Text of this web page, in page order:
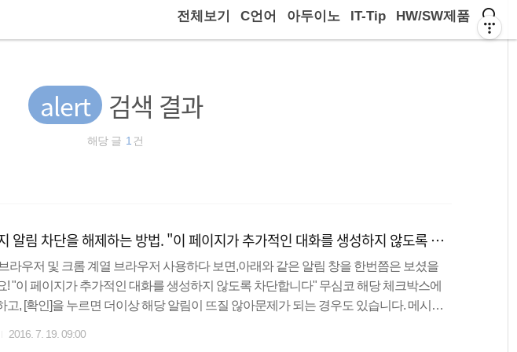
전체보기 C언어 아두이노 IT-Tip HW/SW제품
alert 검색 결과
해당 글 1 건
메시지 알림 차단을 해제하는 방법. "이 페이지가 추가적인 대화를 생성하지 않도록 차단합니다"
라우저 및 크롬 계열 브라우저 사용하다 보면,아래와 같은 알림 창을 한번쯤은 보셨을
! "이 페이지가 추가적인 대화를 생성하지 않도록 차단합니다" 무심코 해당 체크박스에
고, [확인]을 누르면 더이상 해당 알림이 뜨질 않아문제가 되는 경우도 있습니다. 메시지
용 정보 (쿠키를 포함하여) 삭제해보세요! 간단하게 끝!
2016. 7. 19. 09:00